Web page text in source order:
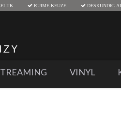
RUIME KEUZE DESKUNDIG
VINYL